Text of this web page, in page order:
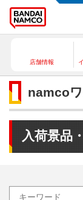
店舗情報
namco
入荷景品